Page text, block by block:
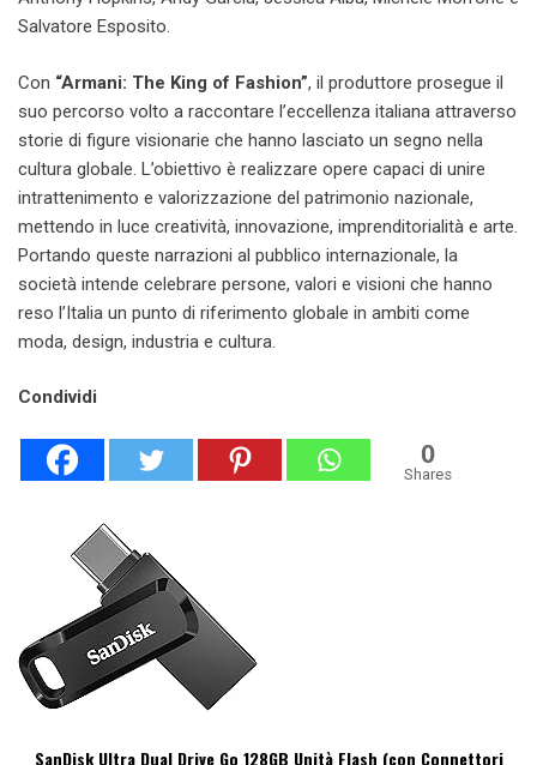
Salvatore Esposito.
Con “Armani: The King of Fashion”, il produttore prosegue il
suo percorso volto a raccontare l’eccellenza italiana attraverso
storie di figure visionarie che hanno lasciato un segno nella
cultura globale. L’obiettivo è realizzare opere capaci di unire
intrattenimento e valorizzazione del patrimonio nazionale,
mettendo in luce creatività, innovazione, imprenditorialità e arte.
Portando queste narrazioni al pubblico internazionale, la
società intende celebrare persone, valori e visioni che hanno
reso l’Italia un punto di riferimento globale in ambiti come
moda, design, industria e cultura.
Condividi
0
Shares
SanDisk Ultra Dual Drive Go 128GB Unità Flash (con Connettori